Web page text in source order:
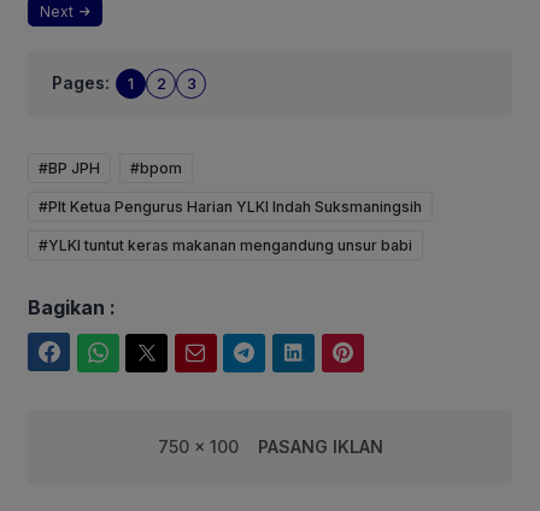
Next
Pages: 1 2 3
#BP JPH #bpom
#Plt Ketua Pengurus Harian YLKI Indah Suksmaningsih
#YLKI tuntut keras makanan mengandung unsur babi
Bagikan :
750 x 100 PASANG IKLAN